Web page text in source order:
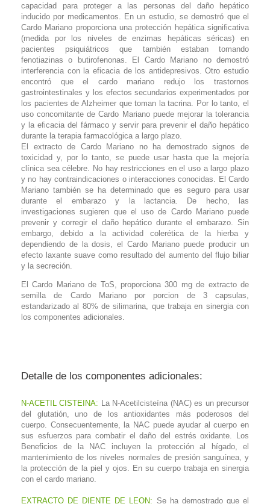
capacidad para proteger a las personas del daño hepático
inducido por medicamentos. En un estudio, se demostró que el
Cardo Mariano proporciona una protección hepática significativa
(medida por los niveles de enzimas hepáticas séricas) en
pacientes psiquiátricos que también estaban tomando
fenotiazinas o butirofenonas. El Cardo Mariano no demostró
interferencia con la eficacia de los antidepresivos. Otro estudio
encontró que el cardo mariano redujo los trastornos
gastrointestinales y los efectos secundarios experimentados por
los pacientes de Alzheimer que toman la tacrina. Por lo tanto, el
uso concomitante de Cardo Mariano puede mejorar la tolerancia
y la eficacia del fármaco y servir para prevenir el daño hepático
durante la terapia farmacológica a largo plazo.
El extracto de Cardo Mariano no ha demostrado signos de
toxicidad y, por lo tanto, se puede usar hasta que la mejoría
clínica sea célebre. No hay restricciones en el uso a largo plazo
y no hay contraindicaciones o interacciones conocidas. El Cardo
Mariano también se ha determinado que es seguro para usar
durante el embarazo y la lactancia. De hecho, las
investigaciones sugieren que el uso de Cardo Mariano puede
prevenir y corregir el daño hepático durante el embarazo. Sin
embargo, debido a la actividad colerética de la hierba y
dependiendo de la dosis, el Cardo Mariano puede producir un
efecto laxante suave como resultado del aumento del flujo biliar
y la secreción.
El Cardo Mariano de ToS, proporciona 300 mg de extracto de
semilla de Cardo Mariano por porcion de 3 capsulas,
estandarizado al 80% de silimarina, que trabaja en sinergia con
los componentes adicionales.
Detalle de los componentes adicionales:
N-ACETIL CISTEINA:
La N-Acetilcisteína (NAC) es un precursor
del glutatión, uno de los antioxidantes más poderosos del
cuerpo. Consecuentemente, la NAC puede ayudar al cuerpo en
sus esfuerzos para combatir el daño del estrés oxidante. Los
Beneficios de la NAC incluyen la protección al hígado, el
mantenimiento de los niveles normales de presión sanguínea, y
la protección de la piel y ojos. En su cuerpo trabaja en sinergia
con el cardo mariano.
EXTRACTO DE DIENTE DE LEON: Se ha demostrado que el